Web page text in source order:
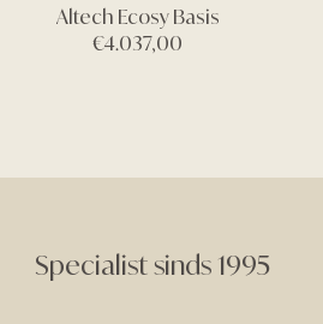
Altech Ecosy Basis
€4.037,00
Specialist sinds 1995